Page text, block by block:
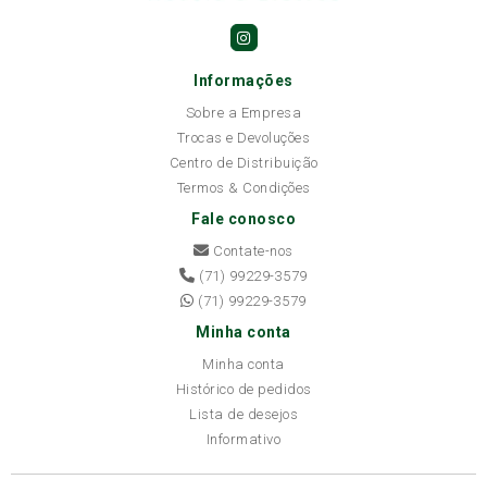
Informações
Sobre a Empresa
Trocas e Devoluções
Centro de Distribuição
Termos & Condições
Fale conosco
Contate-nos
(71) 99229-3579
(71) 99229-3579
Minha conta
Minha conta
Histórico de pedidos
Lista de desejos
Informativo